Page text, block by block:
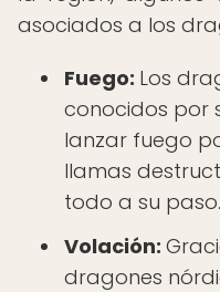
asociados a los
Fuego: Los
conocidos por
lanzar fuego
llamas
todo a su paso.
Volación:
dragones